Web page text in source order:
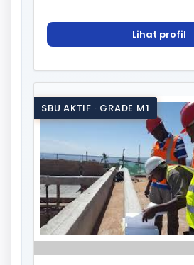
Lihat profil
SBU AKTIF · GRADE M1